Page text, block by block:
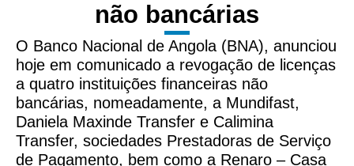
não bancárias
O Banco Nacional de Angola (BNA), anunciou
hoje em comunicado a revogação de licenças
a quatro instituições financeiras não
bancárias, nomeadamente, a Mundifast,
Daniela Maxinde Transfer e Calimina
Transfer, sociedades Prestadoras de Serviço
de Pagamento, bem como a Renaro – Casa